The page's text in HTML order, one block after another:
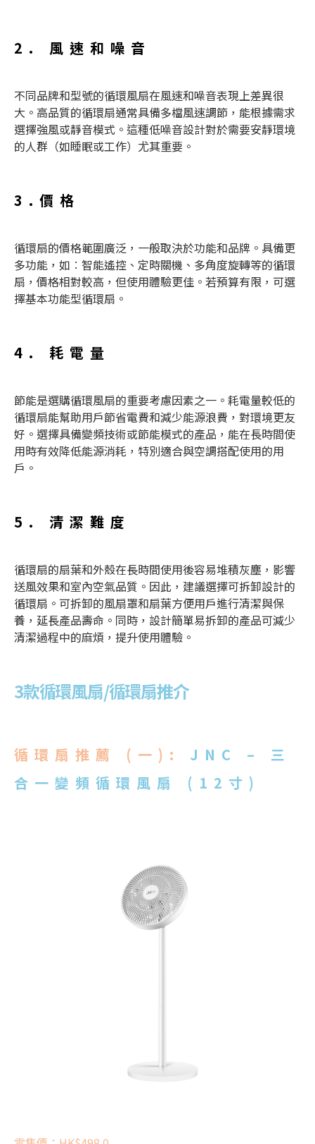
2. 風速和噪音
不同品牌和型號的循環風扇在風速和噪音表現上差異很
大。高品質的循環扇通常具備多檔風速調節，能根據需求
選擇強風或靜音模式。這種低噪音設計對於需要安靜環境
的人群（如睡眠或工作）尤其重要。
3.價格
循環扇的價格範圍廣泛，一般取決於功能和品牌。具備更
多功能，如︰智能遙控、定時關機、多角度旋轉等的循環
扇 ，價格相對較高，但使用體驗更佳。若預算有限，可選
擇基本功能型循環扇 。
4. 耗電量
節能是選購循環風扇的重要考慮因素之一。耗電量較低的
循環扇能幫助用戶節省電費和減少能源浪費，對環境更友
好。選擇具備變頻技術或節能模式的產品，能在長時間使
用時有效降低能源消耗，特別適合與空調搭配使用的用
戶。
5. 清潔難度
循環扇的扇葉和外殼在長時間使用後容易堆積灰塵，影響
送風效果和室內空氣品質。因此，建議選擇可拆卸設計的
循環扇 。可拆卸的風扇罩和扇葉方便用戶進行清潔與保
養，延長產品壽命。同時，設計簡單易拆卸的產品可減少
清潔過程中的麻煩，提升使用體驗。
3款循環風扇/循環扇推介
循環扇推薦 (一): JNC – 三
合一變頻循環風扇 (12寸)